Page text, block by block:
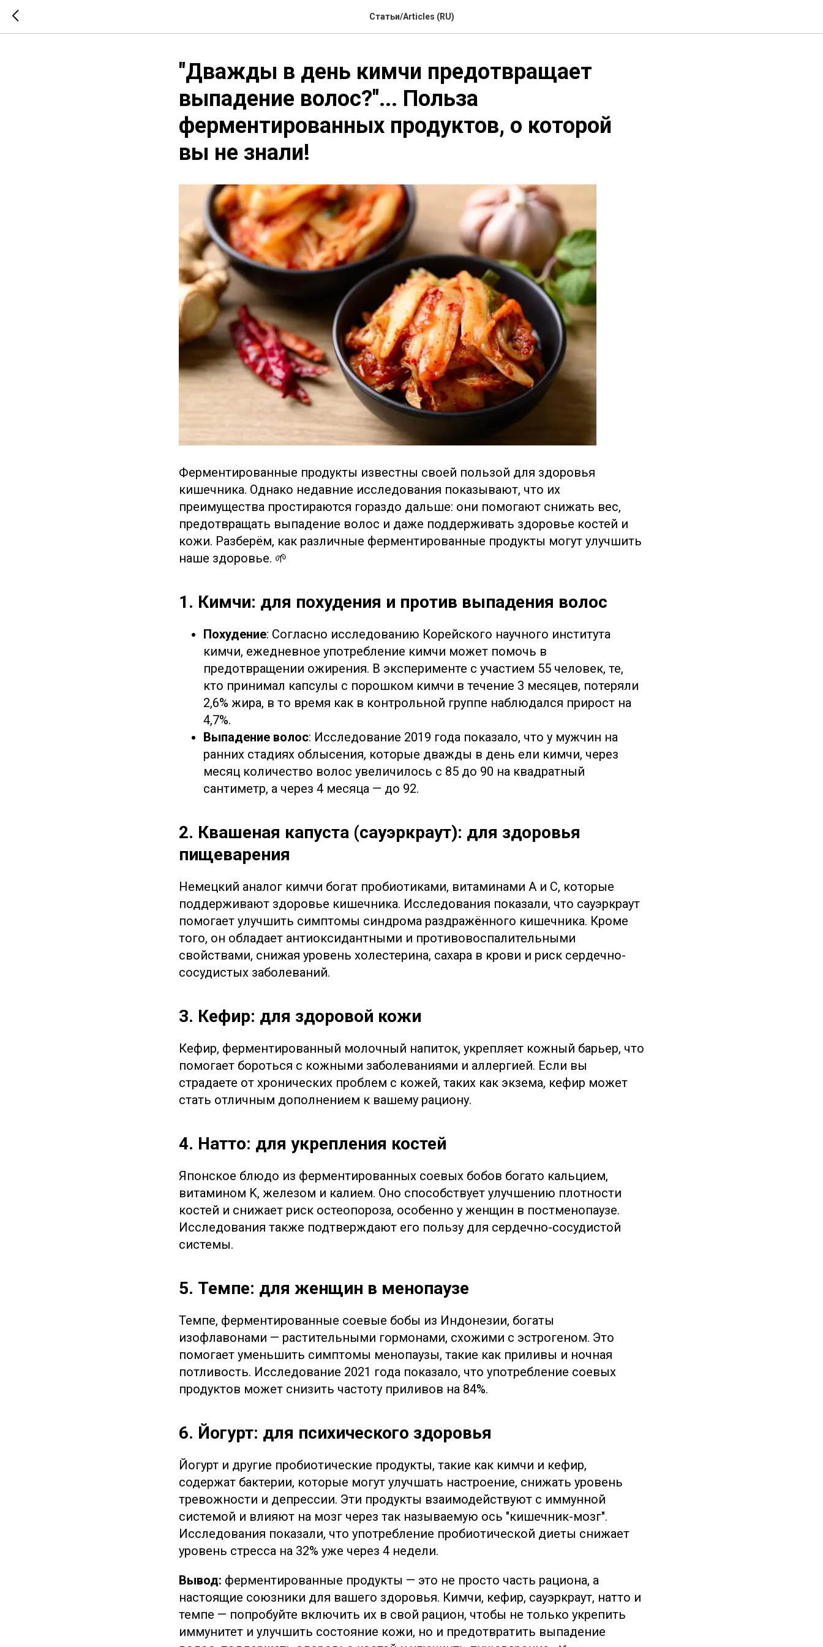
Статьи/Articles (RU)
"Дважды в день кимчи предотвращает
выпадение волос?"... Польза
ферментированных продуктов, о которой
вы не знали!
Ферментированные продукты известны своей пользой для здоровья
кишечника. Однако недавние исследования показывают, что их
преимущества простираются гораздо дальше: они помогают снижать вес,
предотвращать выпадение волос и даже поддерживать здоровье костей и
кожи. Разберём, как различные ферментированные продукты могут улучшить
наше здоровье. 🌱
1. Кимчи: для похудения и против выпадения волос
Похудение: Согласно исследованию Корейского научного института
кимчи, ежедневное употребление кимчи может помочь в
предотвращении ожирения. В эксперименте с участием 55 человек, те,
кто принимал капсулы с порошком кимчи в течение 3 месяцев, потеряли
2,6% жира, в то время как в контрольной группе наблюдался прирост на
4,7%.
Выпадение волос: Исследование 2019 года показало, что у мужчин на
ранних стадиях облысения, которые дважды в день ели кимчи, через
месяц количество волос увеличилось с 85 до 90 на квадратный
сантиметр, а через 4 месяца — до 92.
2. Квашеная капуста (сауэркраут): для здоровья
пищеварения
Немецкий аналог кимчи богат пробиотиками, витаминами A и C, которые
поддерживают здоровье кишечника. Исследования показали, что сауэркраут
помогает улучшить симптомы синдрома раздражённого кишечника. Кроме
того, он обладает антиоксидантными и противовоспалительными
свойствами, снижая уровень холестерина, сахара в крови и риск сердечно-
сосудистых заболеваний.
3. Кефир: для здоровой кожи
Кефир, ферментированный молочный напиток, укрепляет кожный барьер, что
помогает бороться с кожными заболеваниями и аллергией. Если вы
страдаете от хронических проблем с кожей, таких как экзема, кефир может
стать отличным дополнением к вашему рациону.
4. Натто: для укрепления костей
Японское блюдо из ферментированных соевых бобов богато кальцием,
витамином K, железом и калием. Оно способствует улучшению плотности
костей и снижает риск остеопороза, особенно у женщин в постменопаузе.
Исследования также подтверждают его пользу для сердечно-сосудистой
системы.
5. Темпе: для женщин в менопаузе
Темпе, ферментированные соевые бобы из Индонезии, богаты
изофлавонами — растительными гормонами, схожими с эстрогеном. Это
помогает уменьшить симптомы менопаузы, такие как приливы и ночная
потливость. Исследование 2021 года показало, что употребление соевых
продуктов может снизить частоту приливов на 84%.
6. Йогурт: для психического здоровья
Йогурт и другие пробиотические продукты, такие как кимчи и кефир,
содержат бактерии, которые могут улучшать настроение, снижать уровень
тревожности и депрессии. Эти продукты взаимодействуют с иммунной
системой и влияют на мозг через так называемую ось "кишечник-мозг".
Исследования показали, что употребление пробиотической диеты снижает
уровень стресса на 32% уже через 4 недели.
Вывод: ферментированные продукты — это не просто часть рациона, а
настоящие союзники для вашего здоровья. Кимчи, кефир, сауэркраут, натто и
темпе — попробуйте включить их в свой рацион, чтобы не только укрепить
иммунитет и улучшить состояние кожи, но и предотвратить выпадение